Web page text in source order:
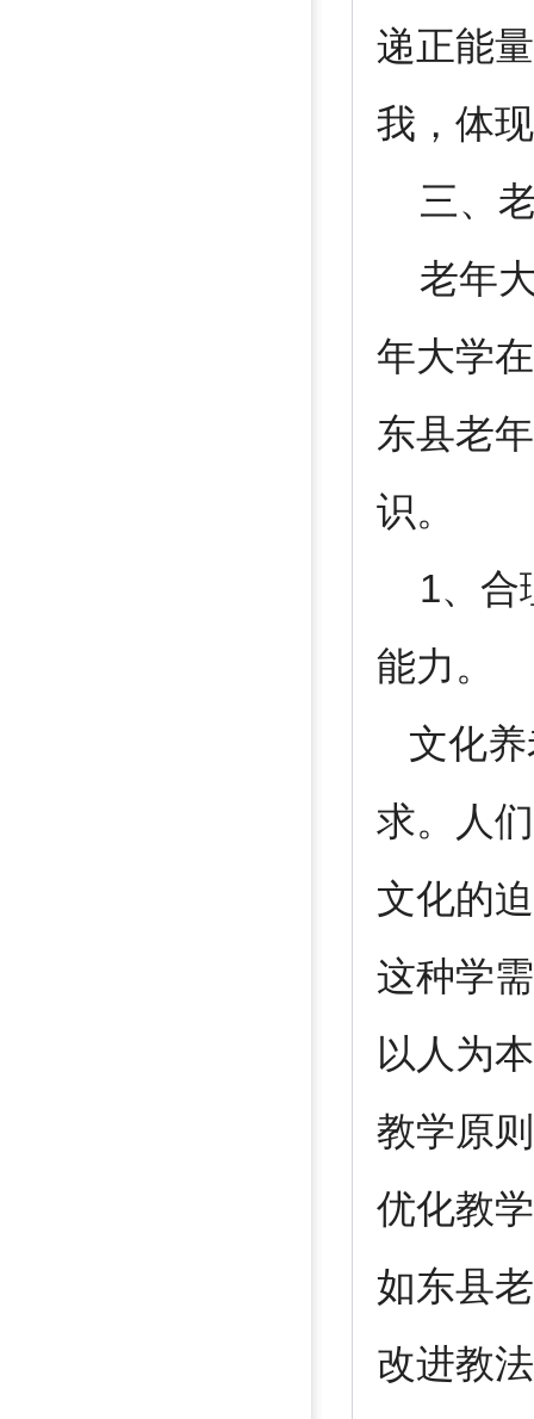
递正能
我，体
三、老
老年大
年大学
东县老
识。
1、合
能力。
文化养
求。人
文化的
这种学
以人为
教学原
优化教
如东县
改进教